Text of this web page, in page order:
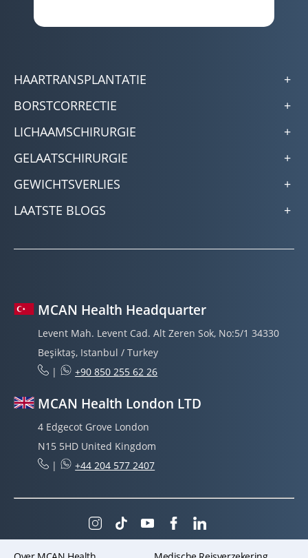
HAARTRANSPLANTATIE
BORSTCORRECTIE
LICHAAMSCHIRURGIE
GELAATSCHIRURGIE
GEWICHTSVERLIES
LAATSTE BLOGS
MCAN Health Headquarter
Levent Mah. Levent Cad. Alt Zeren Sok, No:5/1 34330
Beşiktaş, Istanbul / Turkey
|
+90 850 255 62 26
MCAN Health London LTD
4 Edgecot Grove London
N15 5HD United Kingdom
|
+44 204 577 2407